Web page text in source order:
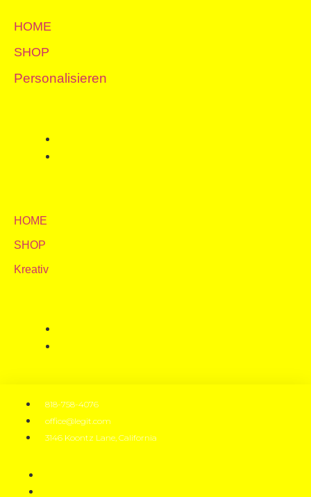
InhaltHOME
SHOP
Personalisieren
HOME
SHOP
Kreativ
818-758-4076
office@legit.com
3146 Koontz Lane, California